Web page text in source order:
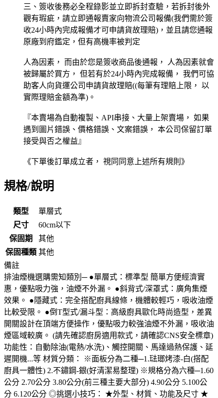
三、簽收後務必全程錄影並立即拆封查驗，若拆封後外
觀有瑕疵，請立即通報賣家向物流公司報備(我們需於簽
收24小時內完成報備才可申請貨故理賠)，並且請您通報
原廠到府鑑定，但有高機率被判定
人為因素， 而由於您是簽收商品後通報， 人為因素就會
被歸屬於買方， 但若有於24小時內完成報備， 我們可協
助客人向貨運公司申請貨故理賠((每筆有理賠上限， 以
實際理賠金額為準)。
『本賣場為自動複製、API串接、大量上架賣場， 如果
遇到圖片錯誤、價格錯誤、文案錯誤， 本公司保留訂單
接受與否之權益』
《下單後訂單成立者， 視同同意上述所有規則》
規格/說明
類型
單層式
尺寸
60cm以下
保固期
其他
保固種類 其他
備註
排油煙機選購需知類別─ ●單層式：標準型 簡單方便經濟實
惠，優點吸力強，油煙不外漏。 ●斜背式/深罩式：廣角集煙
效果。 ●隱藏式：完全搭配廚具線條，機體較輕巧，吸收油煙
比較受限。 ●倒T型式/漏斗型：高級廚具歐化時尚造型，差異
開關設計在頂端方便操作，優點吸力較強油煙不外漏，吸收油
煙區域較廣。 (請先確認廚房適用款式，請確認CNS安全標章)
功能性：自動除油(電熱/水洗)、觸控開關、馬達過熱保護、延
遲開機...等 材質分類： ※面板分為二種─1.琺瑯烤漆-白(搭配
廚具一體性) 2.不鏽鋼-銀(好清潔易整理) ※規格分為六種─1.60
公分 2.70公分 3.80公分(前三種主要大部分) 4.90公分 5.100公
分 6.120公分 ◎挑選小技巧： ★外型、材質、功能及尺寸 ★